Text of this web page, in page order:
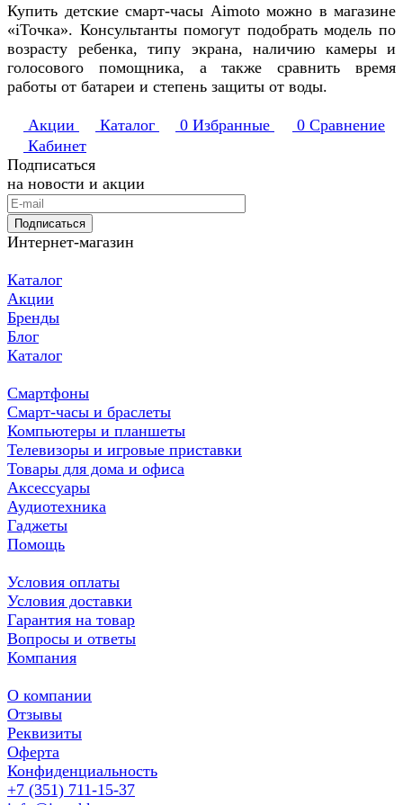
Купить детские смарт-часы Aimoto можно в магазине
«iТочка». Консультанты помогут подобрать модель по
возрасту ребенка, типу экрана, наличию камеры и
голосового помощника, а также сравнить время
работы от батареи и степень защиты от воды.
Акции Каталог 0 Избранные 0 Сравнение
Кабинет
Подписаться
на новости и акции
Подписаться
Интернет-магазин
Каталог
Акции
Бренды
Блог
Каталог
Смартфоны
Смарт-часы и браслеты
Компьютеры и планшеты
Телевизоры и игровые приставки
Товары для дома и офиса
Аксессуары
Аудиотехника
Гаджеты
Помощь
Условия оплаты
Условия доставки
Гарантия на товар
Вопросы и ответы
Компания
О компании
Отзывы
Реквизиты
Оферта
Конфиденциальность
+7 (351) 711-15-37